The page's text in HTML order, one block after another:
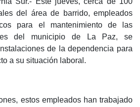
del área de barrido, empleados
para el mantenimiento de las
del municipio de La Paz, se
de la dependencia para
a su situación laboral.
estos empleados han trabajado